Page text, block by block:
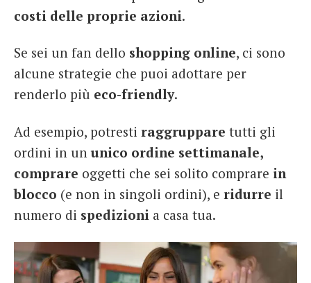
costi delle proprie azioni.
Se sei un fan dello shopping online, ci sono
alcune strategie che puoi adottare per
renderlo più eco-friendly.
Ad esempio, potresti raggruppare tutti gli
ordini in un unico ordine settimanale,
comprare oggetti che sei solito comprare in
blocco (e non in singoli ordini), e ridurre il
numero di spedizioni a casa tua.